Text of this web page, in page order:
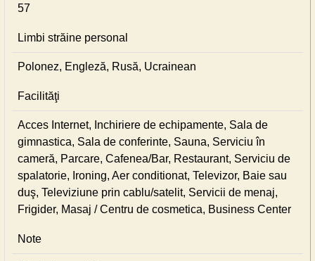
57
Limbi străine personal
Polonez, Engleză, Rusă, Ucrainean
Facilităţi
Acces Internet, Inchiriere de echipamente, Sala de
gimnastica, Sala de conferinte, Sauna, Serviciu în
cameră, Parcare, Cafenea/Bar, Restaurant, Serviciu de
spalatorie, Ironing, Aer conditionat, Televizor, Baie sau
duş, Televiziune prin cablu/satelit, Servicii de menaj,
Frigider, Masaj / Centru de cosmetica, Business Center
Note